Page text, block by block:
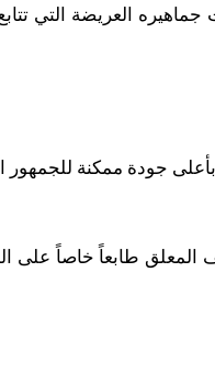
العريضة التي تتابع
جودة ممكنة للجمهور
طابعاً خاصاً على